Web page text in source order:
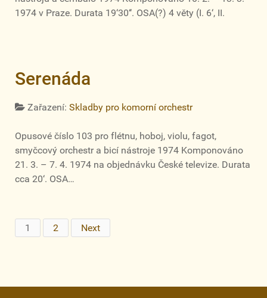
1974 v Praze. Durata 19‘30‘‘. OSA(?) 4 věty (I. 6‘, II.
Serenáda
Zařazení: Skladby pro komorní orchestr
Opusové číslo 103 pro flétnu, hoboj, violu, fagot,
smyčcový orchestr a bicí nástroje 1974 Komponováno
21. 3. – 7. 4. 1974 na objednávku České televize. Durata
cca 20‘. OSA…
1 2 Next